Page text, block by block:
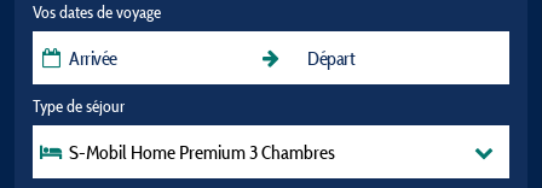
Vos dates de voyage
Type de séjour
S-Mobil Home Premium 3 Chambres